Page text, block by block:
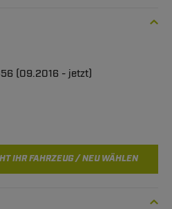
(09.2016 - jetzt)
IHR FAHRZEUG / NEU WÄHLEN